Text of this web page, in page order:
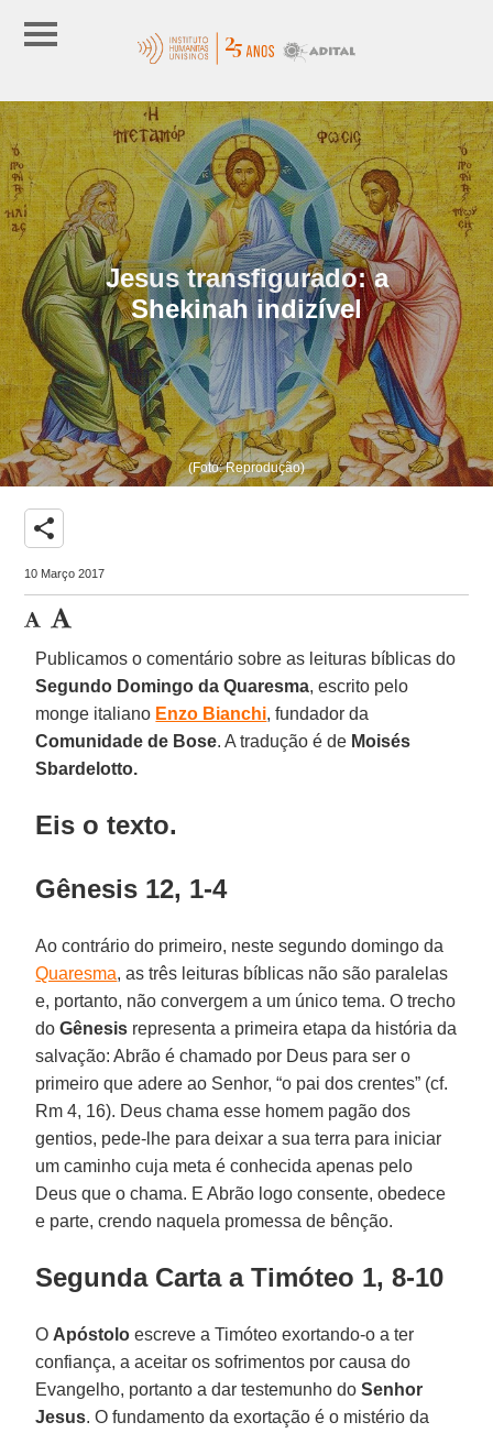
Jesus transfigurado: a
Shekinah indizível
(Foto: Reprodução)
share
10 Março 2017
Publicamos o comentário sobre as leituras bíblicas do
Segundo Domingo da Quaresma, escrito pelo
monge italiano Enzo Bianchi, fundador da
Comunidade de Bose. A tradução é de Moisés
Sbardelotto.
Eis o texto.
Gênesis 12, 1-4
Ao contrário do primeiro, neste segundo domingo da
Quaresma, as três leituras bíblicas não são paralelas
e, portanto, não convergem a um único tema. O trecho
doGênesis representa a primeira etapa da história da
salvação: Abrão é chamado por Deus para ser o
primeiro que adere ao Senhor, “o pai dos crentes” (cf.
Rm 4, 16). Deus chama esse homem pagão dos
gentios, pede-lhe para deixar a sua terra para iniciar
um caminho cuja meta é conhecida apenas pelo
Deus que o chama. E Abrão logo consente, obedece
e parte, crendo naquela promessa de bênção.
Segunda Carta a Timóteo 1, 8-10
O Apóstolo escreve a Timóteo exortando-o a ter
confiança, a aceitar os sofrimentos por causa do
Evangelho, portanto a dar testemunho doSenhor
Jesus. O fundamento da exortação é o mistério da